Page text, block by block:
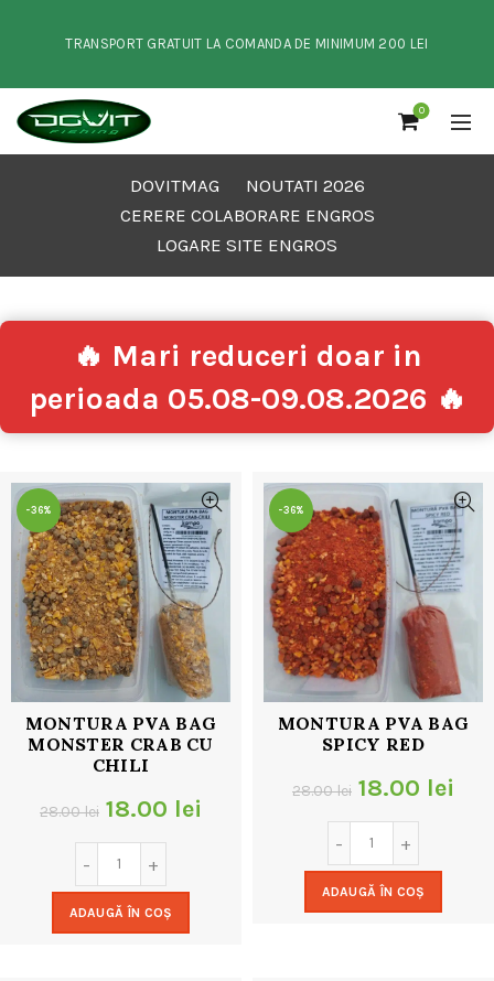
TRANSPORT GRATUIT LA COMANDA DE MINIMUM 200 LEI
0
DOVITMAG
NOUTATI 2026
CERERE COLABORARE ENGROS
LOGARE SITE ENGROS
🔥 Mari reduceri doar in
perioada 05.08-09.08.2026 🔥
-36%
MONTURA PVA BAG
MONSTER CRAB CU
CHILI
28.00lei Prețul
inițial
a
fost:
18.00 lei
ADAUGĂ ÎN COȘ
-36%
MONTURA PVA BAG
SPICY RED
28.00lei Prețul
inițial
a
fost:
18.00 lei
ADAUGĂ ÎN COȘ